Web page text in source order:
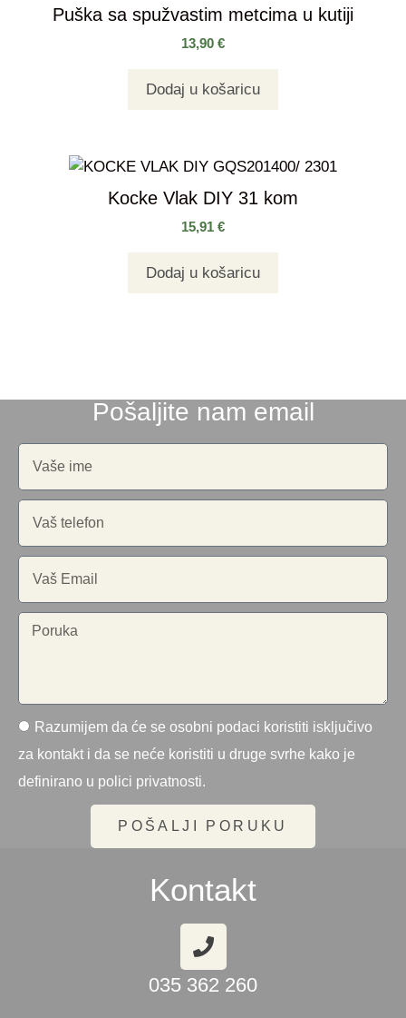
Puška sa spužvastim metcima u kutiji
13,90 €
Dodaj u košaricu
Kocke Vlak DIY 31 kom
15,91 €
Dodaj u košaricu
Pošaljite nam email
Razumijem da će se osobni podaci koristiti isključivo
za kontakt i da se neće koristiti u druge svrhe kako je
definirano u polici privatnosti.
POŠALJI PORUKU
Kontakt
035 362 260